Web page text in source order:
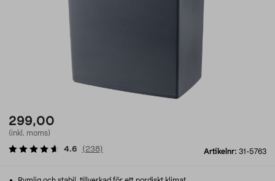
299,00
(inkl. moms)
Artikelnr: 31-5763
4.6 ( 238)